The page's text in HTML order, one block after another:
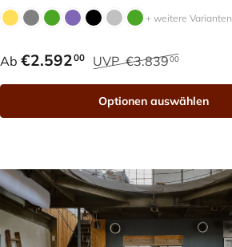
+ weitere Varianten
Ab €2.59200 UVP €3.83900
Optionen auswählen